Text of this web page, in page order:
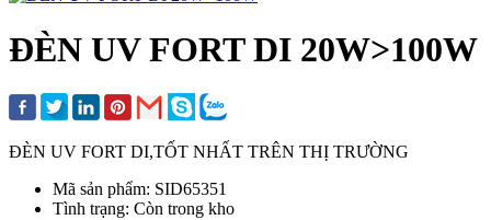
ĐÈN UV FORT DI 20W>100W
ĐÈN UV FORT DI,TỐT NHẤT TRÊN THỊ TRƯỜNG
Mã sản phẩm: SID65351
Tình trạng: Còn trong kho